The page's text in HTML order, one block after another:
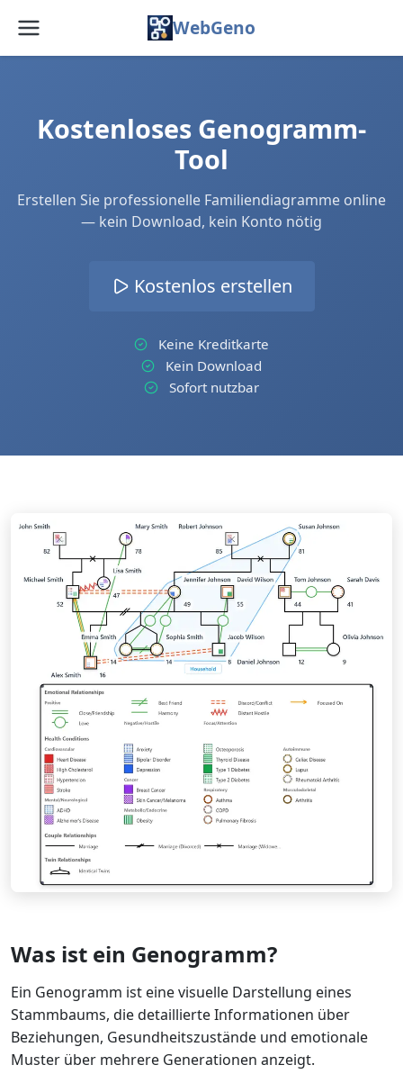
WebGeno
Web-App
Kostenloses Genogramm-
Tool
Erstellen Sie professionelle Familiendiagramme online
— kein Download, kein Konto nötig
Kostenlos erstellen
Keine Kreditkarte
Kein Download
Sofort nutzbar
Was ist ein Genogramm?
Ein Genogramm ist eine visuelle Darstellung eines
Stammbaums, die detaillierte Informationen über
Beziehungen, Gesundheitszustände und emotionale
Muster über mehrere Generationen anzeigt.